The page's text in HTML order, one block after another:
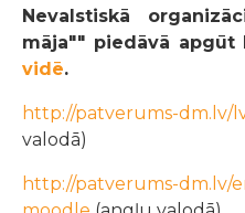
Nevalstiskā
māja"" piedāvā apgūt
vidē.
http://patverums-dm.lv/
valodā)
http://patverums-dm.lv/